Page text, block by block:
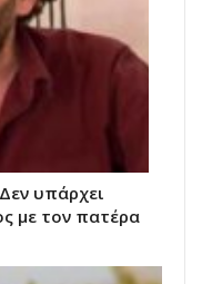
υπάρχει
με τον πατέρα